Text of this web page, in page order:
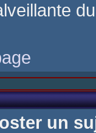
un